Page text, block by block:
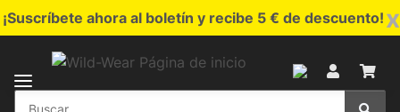
x
¡Suscríbete ahora al boletín y recibe 5 € de descuento!